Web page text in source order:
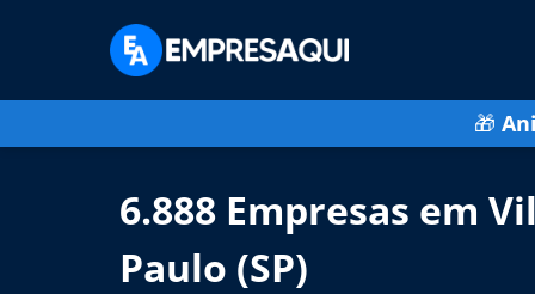
🎁
6.888 Empresas em
Paulo (SP)